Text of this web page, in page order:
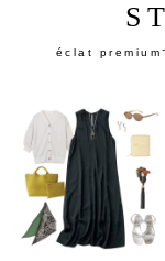
éclat premiumで